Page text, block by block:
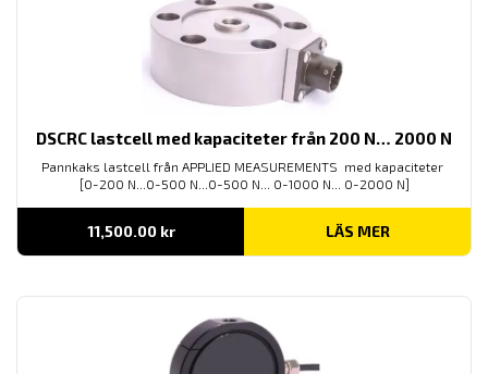
DSCRC lastcell med kapaciteter från 200 N… 2000 N
Pannkaks lastcell från APPLIED MEASUREMENTS med kapaciteter
[0-200 N...0-500 N...0-500 N... 0-1000 N... 0-2000 N]
11,500.00 kr LÄS MER